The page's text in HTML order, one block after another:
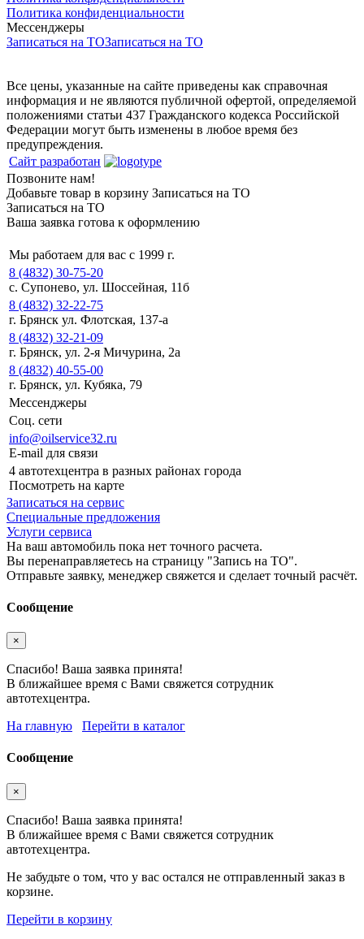
Политика конфиденциальности
Мессенджеры
Записаться на ТОЗаписаться на ТО
Все цены, указанные на сайте приведены как справочная
информация и не являются публичной офертой, определяемой
положениями статьи 437 Гражданского кодекса Российской
Федерации могут быть изменены в любое время без
предупреждения.
Сайт разработан
Позвоните нам!
Добавьте товар в корзину Записаться на ТО
Записаться на ТО
Ваша заявка готова к оформлению
Мы работаем для вас с 1999 г.
8 (4832) 30-75-20
с. Супонево, ул. Шоссейная, 11б
8 (4832) 32-22-75
г. Брянск ул. Флотская, 137-а
8 (4832) 32-21-09
г. Брянск, ул. 2-я Мичурина, 2а
8 (4832) 40-55-00
г. Брянск, ул. Кубяка, 79
Мессенджеры
Соц. сети
info@oilservice32.ru
E-mail для связи
4 автотехцентра в разных районах города
Посмотреть на карте
Записаться на сервис
Специальные предложения
Услуги сервиса
На ваш автомобиль пока нет точного расчета.
Вы перенаправляетесь на страницу "Запись на ТО".
Отправьте заявку, менеджер свяжется и сделает точный расчёт.
Сообщение
×
Спасибо! Ваша заявка принята!
В ближайшее время с Вами свяжется сотрудник
автотехцентра.
На главную
Перейти в каталог
Сообщение
×
Спасибо! Ваша заявка принята!
В ближайшее время с Вами свяжется сотрудник
автотехцентра.
Не забудьте о том, что у вас остался не отправленный заказ в
корзине.
Перейти в корзину